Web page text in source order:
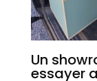
Un
essayer